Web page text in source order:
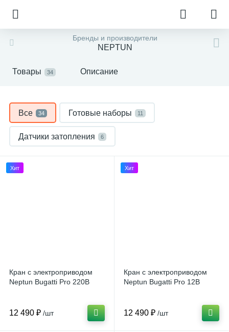
Бренды и производители
NEPTUN
Товары 34 Описание
Все 34 Готовые наборы 11
Датчики затопления 6
Хит
Кран с электроприводом
Neptun Bugatti Pro 220В
12 490 ₽ /шт
Хит
Кран с электроприводом
Neptun Bugatti Pro 12В
12 490 ₽ /шт